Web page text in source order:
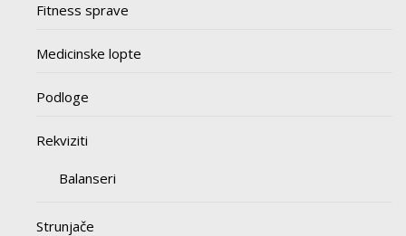
Fitness sprave
Medicinske lopte
Podloge
Rekviziti
Balanseri
Strunjače